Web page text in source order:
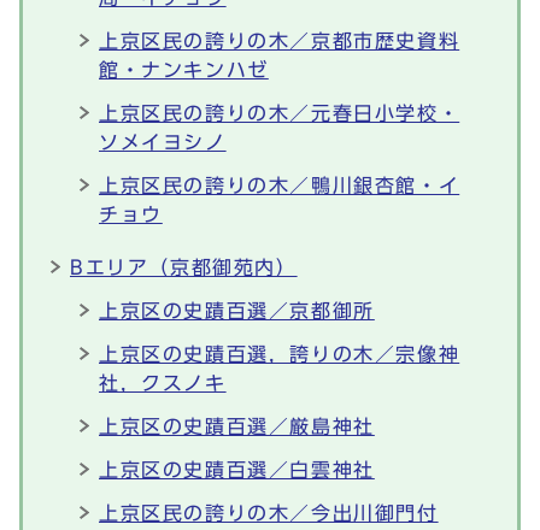
上京区民の誇りの木／京都市歴史資料
館・ナンキンハゼ
上京区民の誇りの木／元春日小学校・
ソメイヨシノ
上京区民の誇りの木／鴨川銀杏館・イ
チョウ
Bエリア（京都御苑内）
上京区の史蹟百選／京都御所
上京区の史蹟百選，誇りの木／宗像神
社，クスノキ
上京区の史蹟百選／厳島神社
上京区の史蹟百選／白雲神社
上京区民の誇りの木／今出川御門付